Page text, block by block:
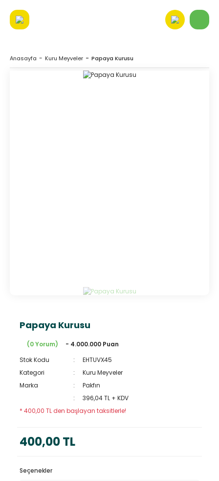
Anasayfa Kuru Meyveler Papaya Kurusu
Papaya Kurusu
(0 Yorum)
- 4.000.000 Puan
Stok Kodu
EHTUVX45
Kategori
Kuru Meyveler
Marka
Pakfın
396,04 TL + KDV
* 400,00 TL den başlayan taksitlerle!
400,00 TL
Seçenekler